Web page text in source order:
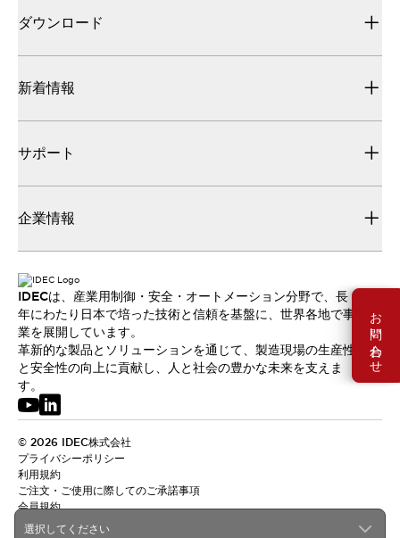
お問い合わせ
選択してください
ダウンロード
新着情報
サポート
企業情報
IDECは、産業用制御・安全・オートメーション分野で、長
年にわたり日本で培った技術と信頼を基盤に、世界各地で事
業を展開しています。
革新的な製品とソリューションを通じて、製造現場の生産性
と安全性の向上に貢献し、人と社会の豊かな未来を支えま
す。
© 2026 IDEC株式会社
プライバシーポリシー
利用規約
ご注文・ご使用に際してのご承諾事項
会員規約